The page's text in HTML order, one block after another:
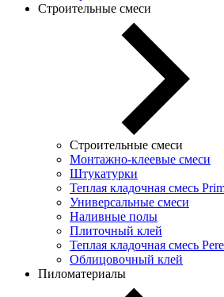
Строительные смеси
Строительные смеси
Монтажно-клеевые смеси
Штукатурки
Теплая кладочная смесь
Универсальные смеси
Наливные полы
Плиточный клей
Теплая кладочная смесь
Облицовочный клей
Пиломатериалы